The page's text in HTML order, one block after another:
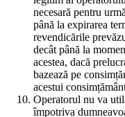
necesară pentru
până la expirarea
revendicările
decât până la
acestea, dacă
bazează pe
acestui
Operatorul nu va
împotriva